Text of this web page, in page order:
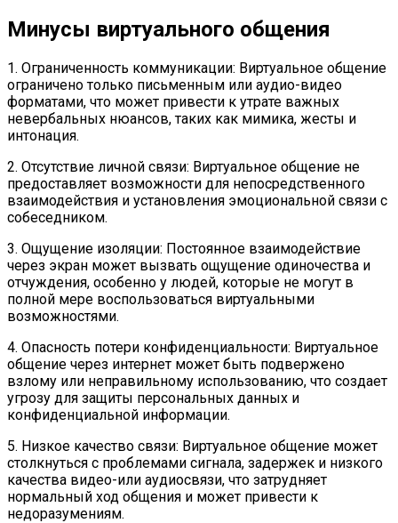
Минусы виртуального общения
1. Ограниченность коммуникации: Виртуальное общение
ограничено только письменным или аудио-видео
форматами, что может привести к утрате важных
невербальных нюансов, таких как мимика, жесты и
интонация.
2. Отсутствие личной связи: Виртуальное общение не
предоставляет возможности для непосредственного
взаимодействия и установления эмоциональной связи с
собеседником.
3. Ощущение изоляции: Постоянное взаимодействие
через экран может вызвать ощущение одиночества и
отчуждения, особенно у людей, которые не могут в
полной мере воспользоваться виртуальными
возможностями.
4. Опасность потери конфиденциальности: Виртуальное
общение через интернет может быть подвержено
взлому или неправильному использованию, что создает
угрозу для защиты персональных данных и
конфиденциальной информации.
5. Низкое качество связи: Виртуальное общение может
столкнуться с проблемами сигнала, задержек и низкого
качества видео-или аудиосвязи, что затрудняет
нормальный ход общения и может привести к
недоразумениям.